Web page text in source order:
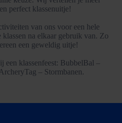
perfect klassenuitje!
van ons voor een hele
klassen na elkaar gebruik van. Zo
een geweldig uitje!
een klassenfeest: BubbelBal –
– Stormbanen.